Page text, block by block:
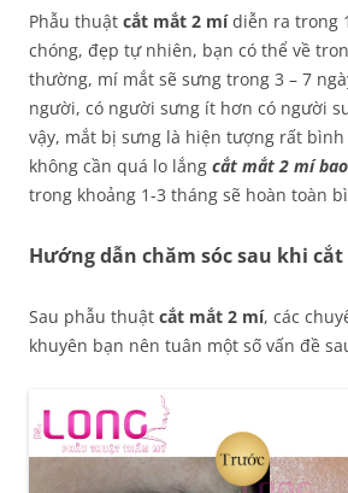
Phẫu thuật cắt mắt 2 mídiễn ra trong
chóng, đẹp tự nhiên, bạn có thể về
thường, mí mắt sẽ sưng trong 3 – 7
người, có người sưng ít hơn có người
vậy, mắt bị sưng là hiện tượng rất
không cần quá lo lắng cắt mắt 2 mí
trong khoảng 1-3 tháng sẽ hoàn toàn
Hướng dẫn chăm sóc sau khi
Sau phẫu thuật cắt mắt 2 mí, các
khuyên bạn nên tuân một số vấn đề